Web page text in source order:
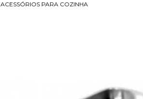
ACESSÓRIOS PARA COZINHA